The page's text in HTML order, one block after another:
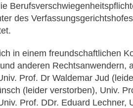
des
in einem freundschaftlichen
anderen Rechtsanwendern,
Prof. Dr Waldemar Jud
(leider verstorben), Univ.
Prof. DDr. Eduard Lechner,